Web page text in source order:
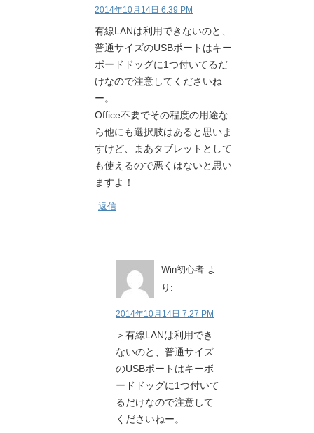
2014年10月14日 6:39 PM
有線LANは利用できないのと、
普通サイズのUSBポートはキー
ボードドッグに1つ付いてるだ
けなので注意してくださいね
ー。
Office不要でその程度の用途な
ら他にも選択肢はあると思いま
すけど、まあタブレットとして
も使えるので悪くはないと思い
ますよ！
返信
Win初心者 よ
り:
2014年10月14日 7:27 PM
＞有線LANは利用でき
ないのと、普通サイズ
のUSBポートはキーボ
ードドッグに1つ付いて
るだけなので注意して
くださいねー。